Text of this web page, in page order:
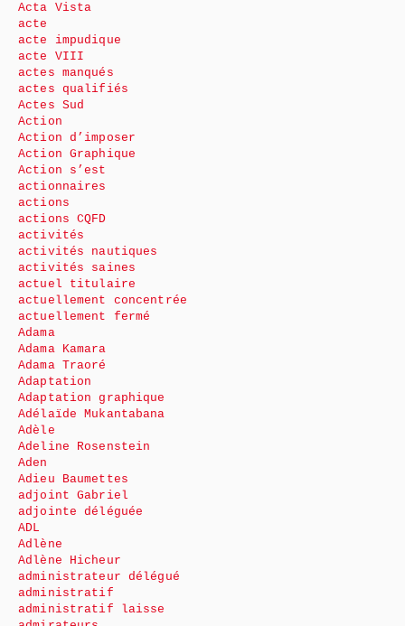
Acta Vista
acte
acte impudique
acte VIII
actes manqués
actes qualifiés
Actes Sud
Action
Action d’imposer
Action Graphique
Action s’est
actionnaires
actions
actions CQFD
activités
activités nautiques
activités saines
actuel titulaire
actuellement concentrée
actuellement fermé
Adama
Adama Kamara
Adama Traoré
Adaptation
Adaptation graphique
Adélaïde Mukantabana
Adèle
Adeline Rosenstein
Aden
Adieu Baumettes
adjoint Gabriel
adjointe déléguée
ADL
Adlène
Adlène Hicheur
administrateur délégué
administratif
administratif laisse